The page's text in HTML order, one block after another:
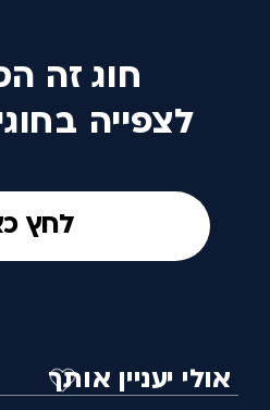
חוג זה
לצפייה
לחץ
אולי יעניין אותך